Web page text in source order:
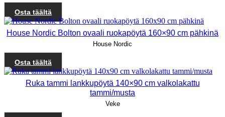
Osta täältä
House Nordic Bolton ovaali ruokapöytä 160×90 cm pähkinä
House Nordic
Osta täältä
Ruka tammi lankkupöytä 140×90 cm valkolakattu
tammi/musta
Veke